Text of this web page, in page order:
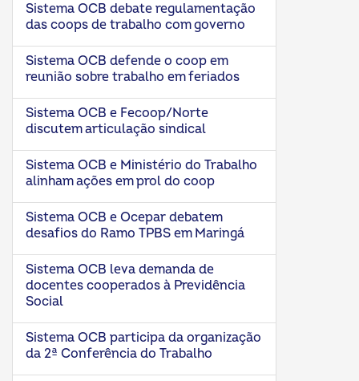
Sistema OCB debate regulamentação
das coops de trabalho com governo
Sistema OCB defende o coop em
reunião sobre trabalho em feriados
Sistema OCB e Fecoop/Norte
discutem articulação sindical
Sistema OCB e Ministério do Trabalho
alinham ações em prol do coop
Sistema OCB e Ocepar debatem
desafios do Ramo TPBS em Maringá
Sistema OCB leva demanda de
docentes cooperados à Previdência
Social
Sistema OCB participa da organização
da 2ª Conferência do Trabalho